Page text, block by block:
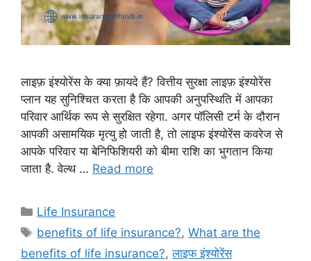
लाइफ़ इंश्योरेंस के क्या फ़ायदे हैं? वित्तीय सुरक्षा लाइफ़ इंश्योरेंस
प्लान यह सुनिश्चित करता है कि आपकी अनुपस्थिति में आपका
परिवार आर्थिक रूप से सुरक्षित रहेगा. अगर पॉलिसी टर्म के दौरान
आपकी असामयिक मृत्यु हो जाती है, तो लाइफ इंश्योरेंस कवरेज से
आपके परिवार या बेनिफिशियरी को बीमा राशि का भुगतान किया
जाता है. वेल्थ … Read more
Categories
Life Insurance
Tags
benefits of life insurance?,What are the
benefits of life insurance?,लाइफ इंश्योरेंस